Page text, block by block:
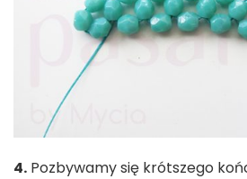
4. Pozbywamy się krótszego